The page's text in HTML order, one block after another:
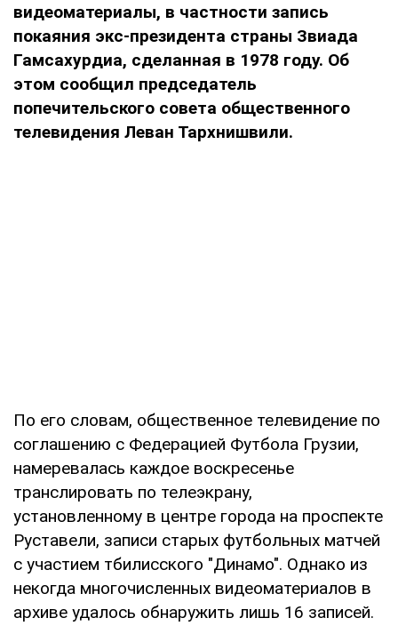
видеоматериалы, в частности запись
покаяния экс-президента страны Звиада
Гамсахурдиа, сделанная в 1978 году. Об
этом сообщил председатель
попечительского совета общественного
телевидения Леван Тархнишвили.
По его словам, общественное телевидение по
соглашению с Федерацией Футбола Грузии,
намеревалась каждое воскресенье
транслировать по телеэкрану,
установленному в центре города на проспекте
Руставели, записи старых футбольных матчей
с участием тбилисского "Динамо". Однако из
некогда многочисленных видеоматериалов в
архиве удалось обнаружить лишь 16 записей.